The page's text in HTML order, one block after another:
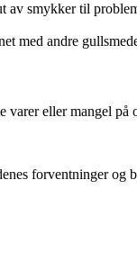
av smykker til
med andre
eller mangel på
forventninger